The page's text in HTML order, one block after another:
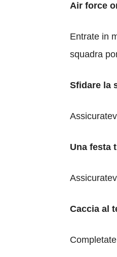
Air force
Entrate in
squadra
Sfidare la
Una festa
Caccia al